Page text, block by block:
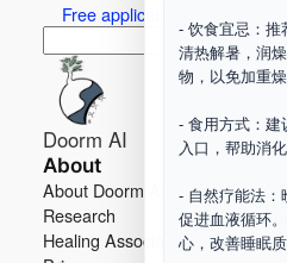
- 饮食宜忌：推
清热解暑，润
物，以免加重燥
- 食用方式：建
入口，帮助消化
- 自然疗能法：
促进血液循环
心，改善睡眠质
Free application for “Healing
索
Doorm AI
About
About Doorm AI
Research
Healing Association